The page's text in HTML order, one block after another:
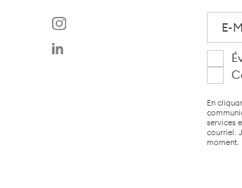
une nouvelle fenêtre)
de messagerie)
application de messagerie)
application de messagerie)
Mail
Je
suis
par
En
services
courriel.
moment.